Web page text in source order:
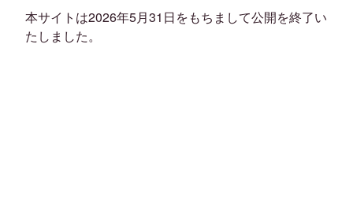
本サイトは2026年5月31日をもちまして公開を終了い
たしました。